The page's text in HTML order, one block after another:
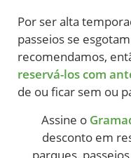
Por ser alta
passeios se
recomendamos,
reservá-los com
de ou ficar sem ou
Assine o
desconto em
parques,